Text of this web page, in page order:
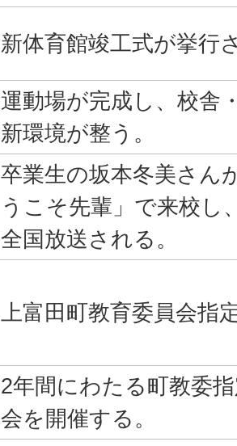
新体育館竣工式が挙行
運動場が完成し、校舎
新環境が整う。
卒業生の坂本冬美さん
うこそ先輩」で来校し
全国放送される。
上富田町教育委員会指
2年間にわたる町教委
会を開催する。